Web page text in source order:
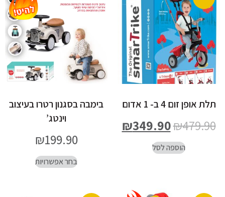
תלת אופן זום 4 ב- 1 אדום
₪479.90
₪349.90
הוספה לסל
בימבה בסגנון רטרו בעיצוב
וינטג’
₪199.90
בחר אפשרויות